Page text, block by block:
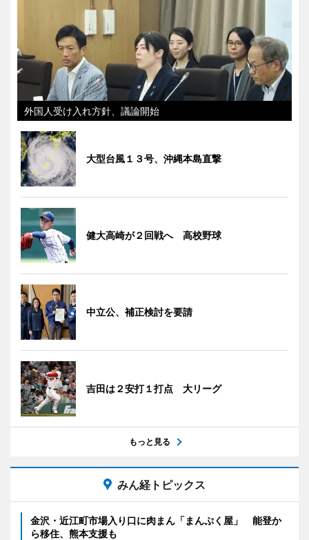
外国人受け入れ方針、議論開始
大型台風１３号、沖縄本島直撃
健大高崎が２回戦へ 高校野球
中立公、補正検討を要請
吉田は２安打１打点 大リーグ
もっと見る
みん経トピックス
金沢・近江町市場入り口に肉まん「まんぷく屋」 能登か
ら移住、熊本支援も